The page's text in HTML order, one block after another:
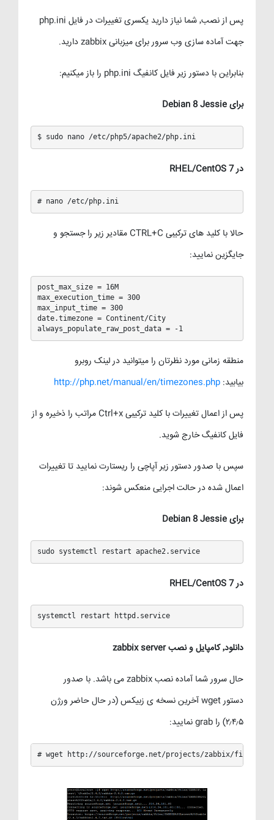
پس از نصب٬ شما نیاز دارید یکسری تغییرات در فایل php.ini
جهت آماده سازی وب سرور برای میزبانی zabbix دارید.
بنابراین با دستور زیر فایل کانفیگ php.ini را باز میکنیم:
برای Debian 8 Jessie
$ sudo nano /etc/php5/apache2/php.ini
در RHEL/CentOS 7
# nano /etc/php.ini
حالا با کلید های ترکیبی CTRL+C مقادیر زیر را جستجو و
جایگزین نمایید:
post_max_size = 16M
max_execution_time = 300
max_input_time = 300
date.timezone = Continent/City
always_populate_raw_post_data = -1
منطقه زمانی مورد نظرتان را میتوانید در لینک روبرو
بیابید: http://php.net/manual/en/timezones.php
پس از اعمال تغییرات با کلید ترکیبی Ctrl+x مراتب را ذخیره و از
فایل کانفیگ خارج شوید.
سپس با صدور دستور زیر آپاچی را ریستارت نمایید تا تغییرات
اعمال شده در حالت اجرایی منعکس شوند:
برای Debian 8 Jessie
sudo systemctl restart apache2.service
در RHEL/CentOS 7
systemctl restart httpd.service
دانلود٬ کامپایل و نصب zabbix server
حال سرور شما آماده نصب zabbix می باشد. با صدور
دستور wget آخرین نسخه ی زبیکس (در حال حاضر ورژن
۲٫۴٫۵) را grab نمایید:
# wget http://sourceforge.net/projects/zabbix/files/